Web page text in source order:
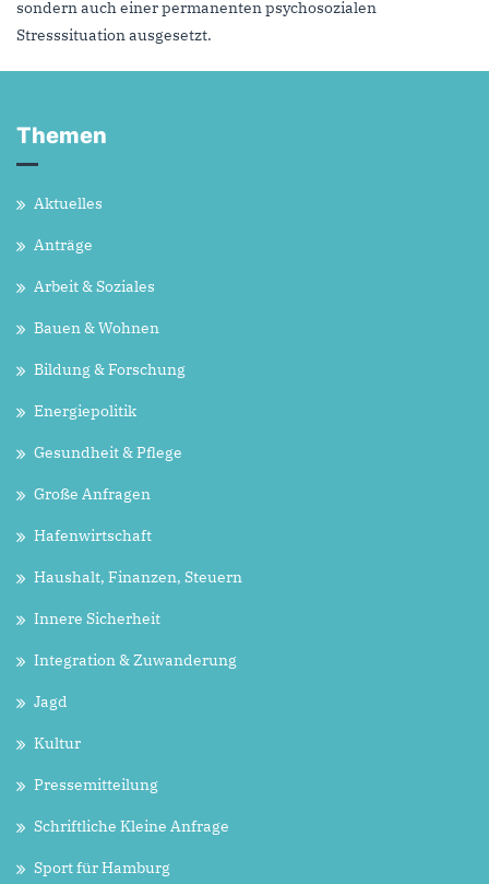
sondern auch einer permanenten psychosozialen
Stresssituation ausgesetzt.
Themen
Aktuelles
Anträge
Arbeit & Soziales
Bauen & Wohnen
Bildung & Forschung
Energiepolitik
Gesundheit & Pflege
Große Anfragen
Hafenwirtschaft
Haushalt, Finanzen, Steuern
Innere Sicherheit
Integration & Zuwanderung
Jagd
Kultur
Pressemitteilung
Schriftliche Kleine Anfrage
Sport für Hamburg